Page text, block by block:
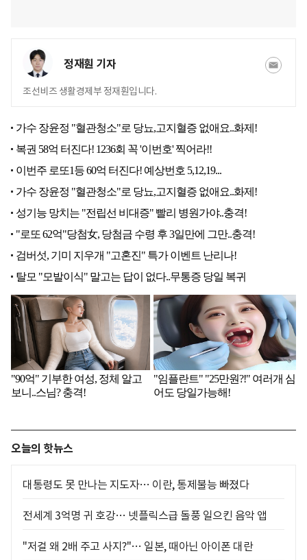
정재훤 기자
조선비즈 생활경제부 정재훤입니다.
오늘의 핫뉴스
대통령도 못 만나는 지도자… 이란, 통제불능 빠졌다
전세계 3억명 귀 호강… 넷플릭스급 돌풍 일으킨 음악 앱
"저걸 왜 2배 주고 사지?"… 일본, 때아닌 아이폰 대란